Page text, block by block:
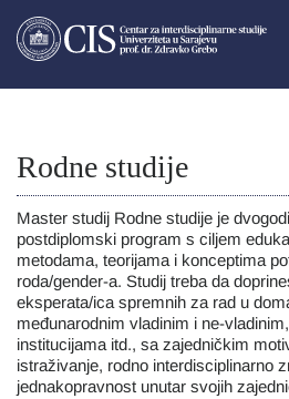
Rodne studije
Master studij Rodne studije je
postdiplomski program s ciljem
metodama, teorijama i konceptima
roda/gender-a. Studij treba da
eksperata/ica spremnih za rad u
međunarodnim vladinim i ne-
institucijama itd., sa zajedničkim
istraživanje, rodno interdisciplinarno
jednakopravnost unutar svojih